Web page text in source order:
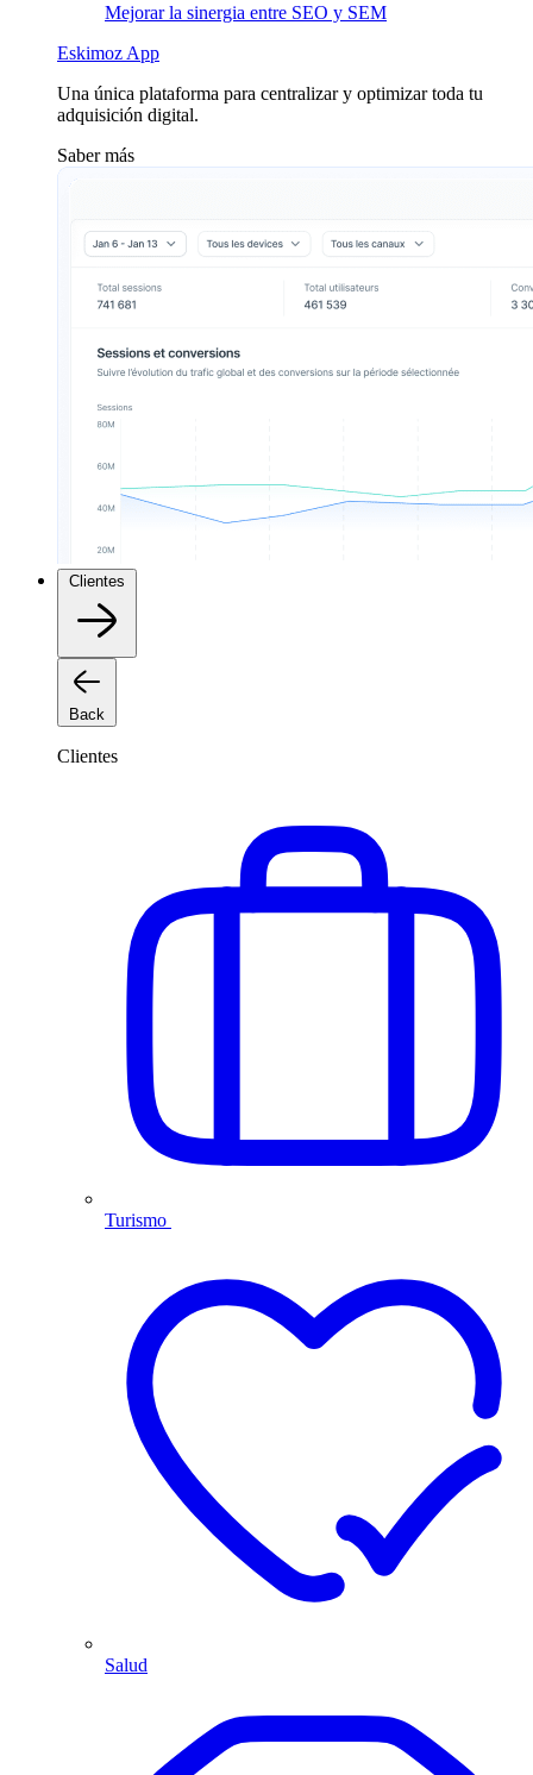
Mejorar la sinergia entre SEO y SEM
Eskimoz App
Una única plataforma para centralizar y optimizar toda tu
adquisición digital.
Saber más
Clientes
Back
Clientes
Turismo
Salud